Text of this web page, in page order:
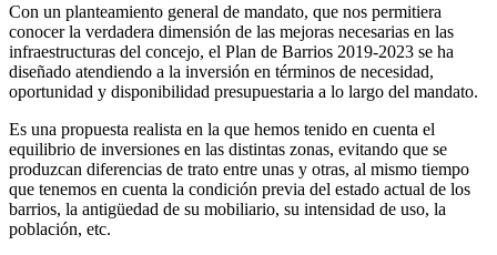
Con un planteamiento general de mandato, que nos permitiera
conocer la verdadera dimensión de las mejoras necesarias en las
infraestructuras del concejo, el Plan de Barrios 2019-2023 se ha
diseñado atendiendo a la inversión en términos de necesidad,
oportunidad y disponibilidad presupuestaria a lo largo del mandato.
Es una propuesta realista en la que hemos tenido en cuenta el
equilibrio de inversiones en las distintas zonas, evitando que se
produzcan diferencias de trato entre unas y otras, al mismo tiempo
que tenemos en cuenta la condición previa del estado actual de los
barrios, la antigüedad de su mobiliario, su intensidad de uso, la
población, etc.